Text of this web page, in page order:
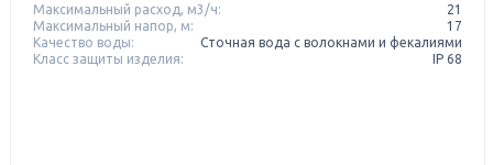
Максимальный расход, м3/ч:
21
Максимальный напор, м:
17
Качество воды:
Сточная вода с волокнами и фекалиями
Класс защиты изделия:
IP 68